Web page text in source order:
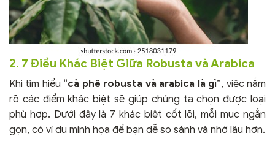
2. 7 Điều Khác Biệt Giữa Robusta và Arabica
Khi tìm hiểu “cà phê robusta và arabica là gì”, việc nắm
rõ các điểm khác biệt sẽ giúp chúng ta chọn được loại
phù hợp. Dưới đây là 7 khác biệt cốt lõi, mỗi mục ngắn
gọn, có ví dụ minh họa để bạn dễ so sánh và nhớ lâu hơn.